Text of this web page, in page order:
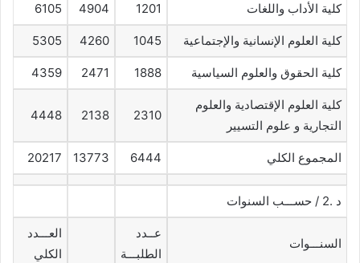
كلية الأداب واللغات 1201
4904
6105
كلية العلوم الإنسانية والإجتماعية 1045
4260
5305
كلية الحقوق والعلوم السياسية 1888
2471
4359
كلية العلوم الإقتصادية والعلوم
التجارية و علوم التسيير
2310
2138
4448
المجموع الكلي 6444
13773
20217
د .2 / حســـب السنوات
السنـــوات
عــدد
الطلبـــة
العـــدد
الكلي